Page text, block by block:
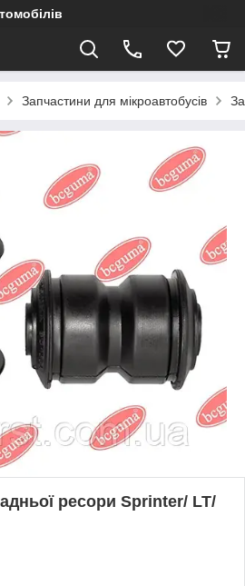
Запчастини для мікроавтобусів
ресори Sprinter/ LT/